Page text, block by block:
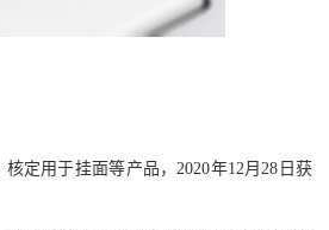
定用于挂面等产品，2020年12月28日获